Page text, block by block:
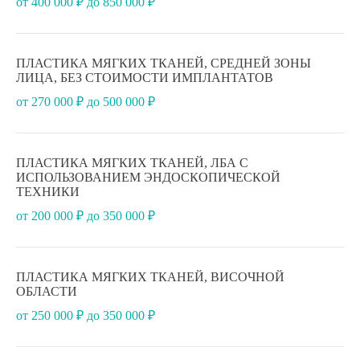
ПЛАСТИКА МЯГКИХ ТКАНЕЙ, СРЕДНЕЙ ЗОНЫ
ЛИЦА, БЕЗ СТОИМОСТИ ИМПЛАНТАТОВ
от 270 000 ₽ до 500 000 ₽
ПЛАСТИКА МЯГКИХ ТКАНЕЙ, ЛБА С
ИСПОЛЬЗОВАНИЕМ ЭНДОСКОПИЧЕСКОЙ
ТЕХНИКИ
от 200 000 ₽ до 350 000 ₽
ПЛАСТИКА МЯГКИХ ТКАНЕЙ, ВИСОЧНОЙ
ОБЛАСТИ
от 250 000 ₽ до 350 000 ₽